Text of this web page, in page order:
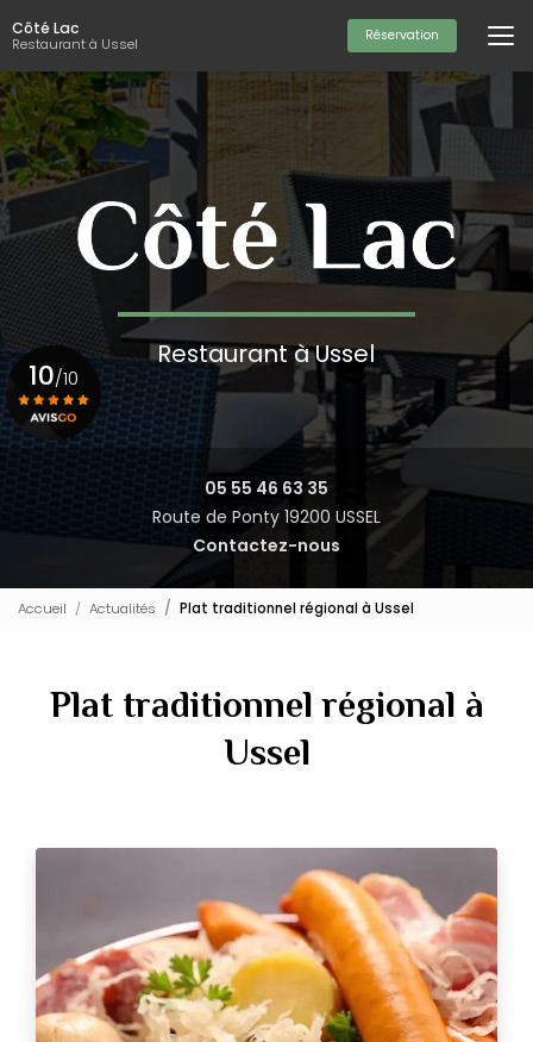
au
contenu
principal
Côté Lac
Restaurant à Ussel Réservation
Restaurant à Ussel
05 55 46 63 35
Route de Ponty 19200 USSEL
Contactez-nous
10/10
Voir le certificat
Accueil Actualités Plat traditionnel régional à Ussel
Plat traditionnel régional à
Ussel